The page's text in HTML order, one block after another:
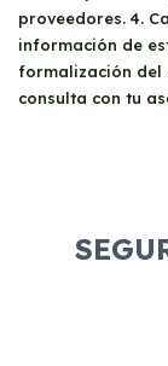
para evitar
libertad de
confianza.
proveedores. 4.
información de
formalización del
consulta con tu